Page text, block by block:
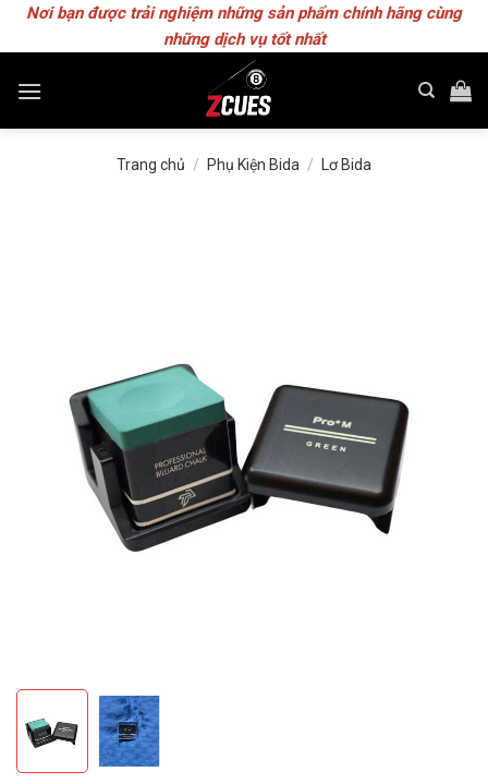
SkipNơi bạn được trải nghiệm những sản phẩm chính hãng cùng
những dịch vụ tốt nhất
Trang chủ / Phụ Kiện Bida / Lơ Bida